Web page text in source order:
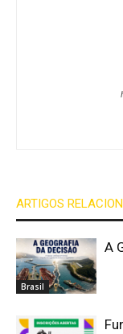
ARTIGOS
Brasil
A